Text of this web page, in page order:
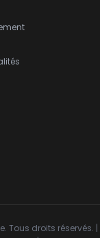
Tous droits réservés. |